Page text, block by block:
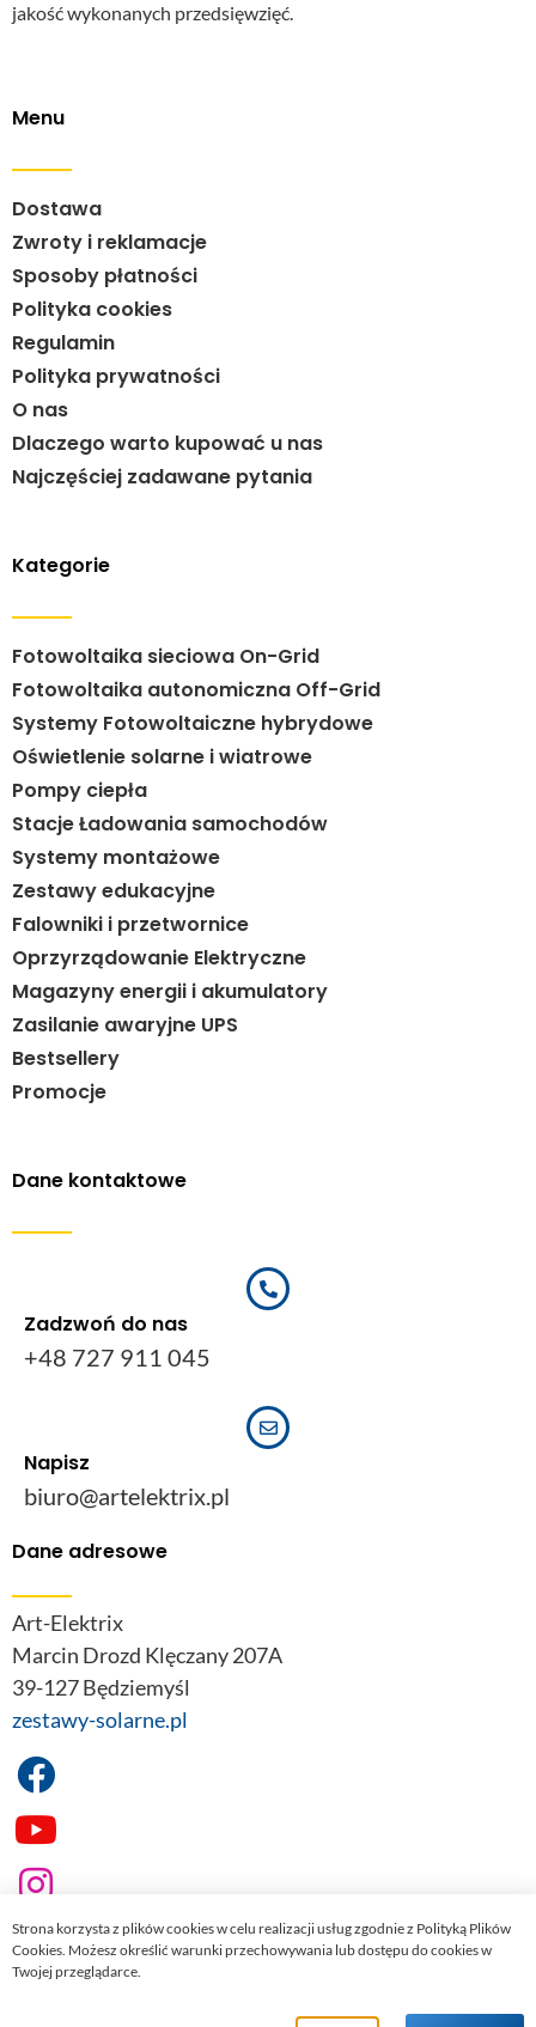
jakość wykonanych przedsięwzięć.
Menu
Dostawa
Zwroty i reklamacje
Sposoby płatności
Polityka cookies
Regulamin
Polityka prywatności
O nas
Dlaczego warto kupować u nas
Najczęściej zadawane pytania
Kategorie
Fotowoltaika sieciowa On-Grid
Fotowoltaika autonomiczna Off-Grid
Systemy Fotowoltaiczne hybrydowe
Oświetlenie solarne i wiatrowe
Pompy ciepła
Stacje Ładowania samochodów
Systemy montażowe
Zestawy edukacyjne
Falowniki i przetwornice
Oprzyrządowanie Elektryczne
Magazyny energii i akumulatory
Zasilanie awaryjne UPS
Bestsellery
Promocje
Dane kontaktowe
Zadzwoń do nas
+48 727 911 045
Napisz
biuro@artelektrix.pl
Dane adresowe
Art-Elektrix
Marcin Drozd Klęczany 207A
39-127 Będziemyśl
zestawy-solarne.pl
. Wszelkie prawa zastrzeżone.
Strona korzysta z plików cookies w celu realizacji usług zgodnie z Polityką Plików
Cookies. Możesz określić warunki przechowywania lub dostępu do cookies w
Twojej przeglądarce.